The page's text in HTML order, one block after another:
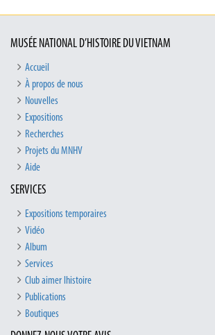
MUSÉE NATIONAL D’HISTOIRE DU VIETNAM
Accueil
À propos de nous
Nouvelles
Expositions
Recherches
Projets du MNHV
Aide
SERVICES
Expositions temporaires
Vidéo
Album
Services
Club aimer lhistoire
Publications
Boutiques